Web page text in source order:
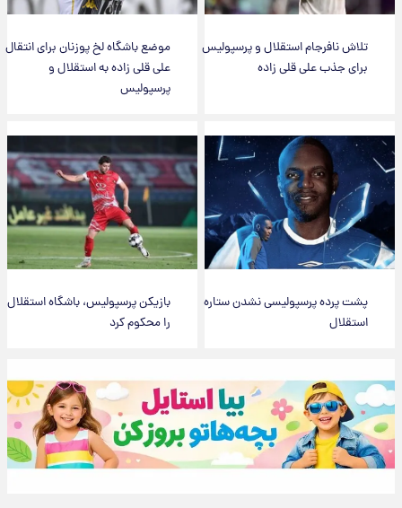
تلاش نافرجام استقلال و پرسپولیس
برای جذب علی قلی زاده
موضع باشگاه لخ پوزنان برای انتقال
علی قلی زاده به استقلال و
پرسپولیس
پشت پرده پرسپولیسی نشدن ستاره
استقلال
بازیکن پرسپولیس، باشگاه استقلال
را محکوم کرد